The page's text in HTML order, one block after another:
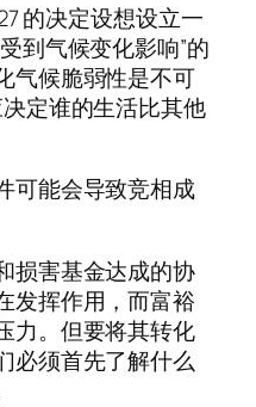
的决定设想设立一
到气候变化影响”的
气候脆弱性是不可
定谁的生活比其他
可能会导致竞相成
损害基金达成的协
发挥作用，而富裕
力。但要将其转化
必须首先了解什么